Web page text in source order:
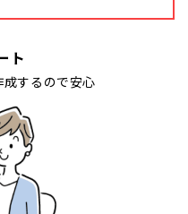
ト
するので安心